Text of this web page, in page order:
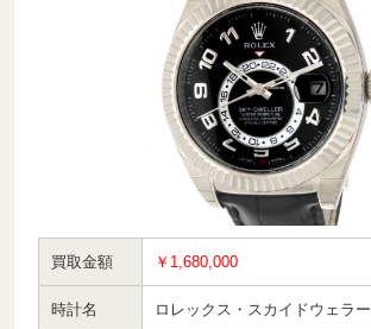
買取金額 ￥1,680,000
時計名 ロレックス・スカイドウェラー